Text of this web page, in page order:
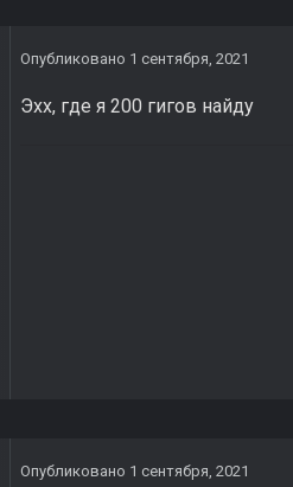
Опубликовано 1 сентября, 2021
Эхх, где я 200 гигов найду
Опубликовано 1 сентября, 2021